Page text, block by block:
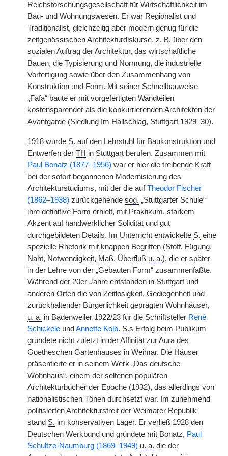
Reichsforschungsgesellschaft für Wirtschaftlichkeit im
Bau- und Wohnungswesen. Er war Regionalist und
Traditionalist, gleichzeitig aber modern genug für die
zeitgenössischen Architekturdiskurse, z. B. über den
sozialen Auftrag der Architektur, das wirtschaftliche
Bauen, die Typisierung und Normung, die industrielle
Vorfertigung sowie über den Zusammenhang von
Konstruktion und Form. Mit seiner Schnellbauweise
„Fafa“ baute er mit vorgefertigten Wandteilen
kostensparender als die konkurrierenden Architekten der
Avantgarde (Siedlung Im Hallschlag, Stuttgart 1929–30).
1918 wurde S. auf den Lehrstuhl für Baukonstruktion und
Entwerfen der TH in Stuttgart berufen. Zusammen mit
Paul Bonatz (1877–1956) war er hier die treibende Kraft
bei der sofort begonnenen Modernisierung des
Architekturstudiums, mit der die aufTheodor Fischer
(1862–1938) zurückgehende sog. „Stuttgarter Schule“
ihre definitive Form erhielt, mit Praktikum, starkem
Akzent auf handwerklicher Solidität und gut
durchgebildeten Details. Im Unterricht entwickelte S. eine
spezielle Rhetorik mit knappen Begriffen (Stoff, Fügung,
Naht, Notwendigkeit, Maß, Überfluß u. a.), die er später
in der Lehre von der „Gebauten Form“ zusammenfaßte.
Während der 20er Jahre entstanden in Stuttgart und
anderen Orten die von Zeitlosigkeit, Gediegenheit und
zurückhaltender Bürgerlichkeit geprägten Wohnhäuser,
u. a. in Badenweiler 1922/23 für die Schriftsteller René
Schickele und Annette Kolb. S.s Erfolg beim Publikum
gründete nicht zuletzt in der Affinität zur Aura des
Goetheschen Gartenhauses in Weimar. Die Häuser
präsentierte er in seinem Werk „Das deutsche
Wohnhaus“, einem der seltenen populären
Architekturbücher der Epoche (1932), das allerdings von
nationalistischen Tönen durchsetzt war. Im zunehmend
politisierten Architekturstreit der Weimarer Republik
stand S. im konservativen Lager. Er verließ 1928 den
Deutschen Werkbund und gründete mit Bonatz, Paul
Schultze-Naumburg (1869–1949) u. a. die der